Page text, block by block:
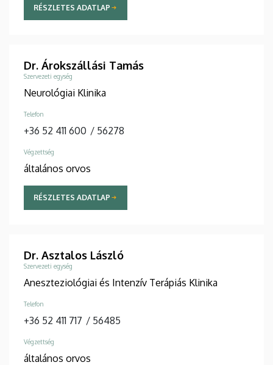
RÉSZLETES ADATLAP
Dr. Árokszállási Tamás
Szervezeti egység
Neurológiai Klinika
Telefon
+36 52 411 600 / 56278
Végzettség
általános orvos
RÉSZLETES ADATLAP
Dr. Asztalos László
Szervezeti egység
Aneszteziológiai és Intenzív Terápiás Klinika
Telefon
+36 52 411 717 / 56485
Végzettség
általános orvos